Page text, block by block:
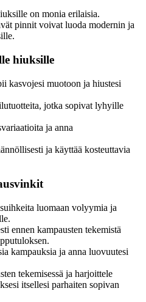
on monia erilaisia.
pinnit voivat luoda modernin ja
hiuksille
kasvojesi muotoon ja hiustesi
jotka sopivat lyhyille
ja anna
ja käyttää kosteuttavia
luomaan volyymia ja
ennen kampausten tekemistä
kampauksia ja anna luovuutesi
tekemisessä ja harjoittele
itsellesi parhaiten sopivan